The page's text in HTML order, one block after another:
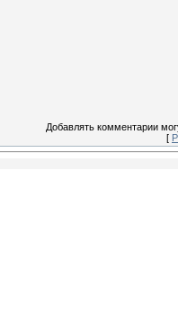
Добавлять комментарии
[